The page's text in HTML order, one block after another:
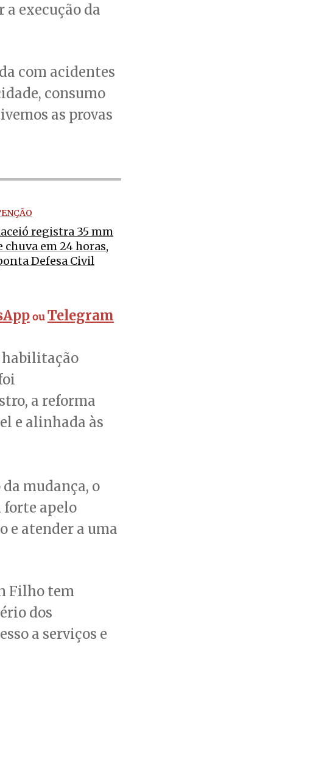
execução da
com acidentes
consumo
as provas
registra 35 mm
chuva em 24 horas,
Defesa Civil
ouTelegram
habilitação
a reforma
e alinhada às
mudança, o
apelo
e atender a uma
Filho tem
dos
a serviços e